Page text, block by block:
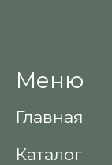
Меню
Главная
Каталог